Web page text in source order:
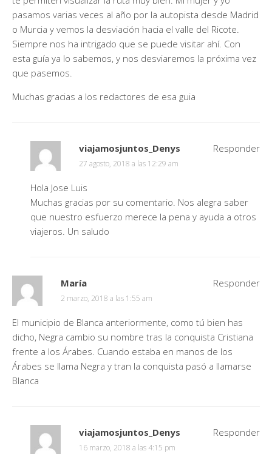
pasamos varias veces al año por la autopista desde Madrid
o Murcia y vemos la desviación hacia el valle del Ricote.
Siempre nos ha intrigado que se puede visitar ahí. Con
esta guía ya lo sabemos, y nos desviaremos la próxima vez
que pasemos.
Muchas gracias a los redactores de esa guia
viajamosjuntos_Denys
27 agosto, 2018 a las 12:29 am
Hola Jose Luis
Muchas gracias por su comentario. Nos alegra saber
que nuestro esfuerzo merece la pena y ayuda a otros
viajeros. Un saludo
Responder
María
2 marzo, 2018 a las 1:55 am
El municipio de Blanca anteriormente, como tú bien has
dicho, Negra cambio su nombre tras la conquista Cristiana
frente a los Árabes. Cuando estaba en manos de los
Árabes se llama Negra y tran la conquista pasó a llamarse
Blanca
Responder
viajamosjuntos_Denys
16 marzo, 2018 a las 4:15 pm
Responder